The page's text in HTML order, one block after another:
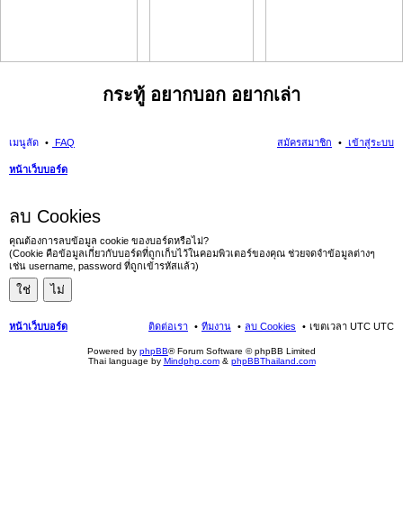
กระทู้ อยากบอก อยากเล่า
เมนูลัด FAQ เข้าสู่ระบบ
สมัครสมาชิก
หน้าเว็บบอร์ด
ลบ Cookies
คุณต้องการลบข้อมูล cookie ของบอร์ดหรือไม่?
(Cookie คือข้อมูลเกี่ยวกับบอร์ดที่ถูกเก็บไว้ในคอมพิวเตอร์ของคุณ ช่วยจดจำข้อมูลต่างๆ
เช่น username, password ที่ถูกเข้ารหัสแล้ว)
หน้าเว็บบอร์ด เขตเวลา UTC UTC
ลบ Cookies
ทีมงาน
ติดต่อเรา
Powered by phpBB® Forum Software © phpBB Limited
Thai language by Mindphp.com& phpBBThailand.com